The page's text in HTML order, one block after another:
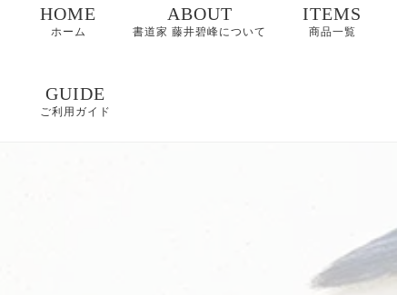
HOME
ホーム
ABOUT
書道家 藤井碧峰について
ITEMS
商品一覧
GUIDE
ご利用ガイド